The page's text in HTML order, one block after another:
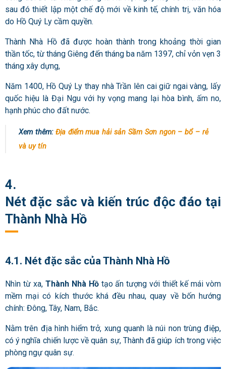
sau đó thiết lập một chế độ mới về kinh tế, chính trị, văn hóa
do Hồ Quý Ly cầm quyền.
Thành Nhà Hồ đã được hoàn thành trong khoảng thời gian
thần tốc, từ tháng Giêng đến tháng ba năm 1397, chỉ vỏn vẹn 3
tháng xây dựng,
Năm 1400, Hồ Quý Ly thay nhà Trần lên cai giữ ngai vàng, lấy
quốc hiệu là Đại Ngu với hy vọng mang lại hòa bình, ấm no,
hạnh phúc cho đất nước.
Xem thêm: Địa điểm mua hải sản Sầm Sơn ngon – bổ – rẻ
và uy tín
4.
Nét đặc sắc và kiến trúc độc đáo tại
Thành Nhà Hồ
4.1. Nét đặc sắc của Thành Nhà Hồ
Nhìn từ xa, Thành Nhà Hồtạo ấn tượng với thiết kế mái vòm
mềm mại có kích thước khá đều nhau, quay về bốn hướng
chính: Đông, Tây, Nam, Bắc.
Nằm trên địa hình hiểm trở, xung quanh là núi non trùng điệp,
có ý nghĩa chiến lược về quân sự, Thànhđã giúp ích trong việc
phòng ngự quân sự.